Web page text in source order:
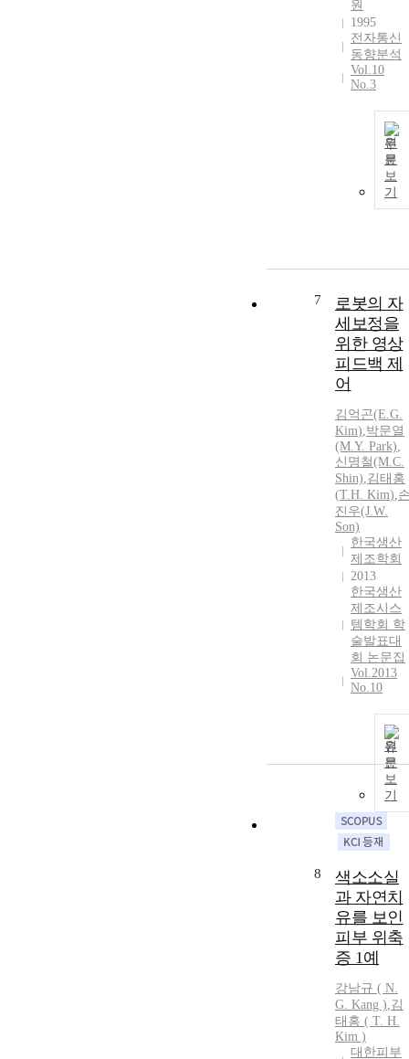
원
1995
전자통신
동향분석
Vol.10
No.3
원
문
보
기
7
로봇의 자
세보정을
위한 영상
피드백 제
어
김억곤(E.G.
Kim),박문열
(M.Y. Park),
신명철(M.C.
Shin),김태홍
(T.H. Kim),
진우(J.W.
Son)
한국생산
제조학회
2013
한국생산
제조시스
템학회 학
술발표대
회 논문집
Vol.2013
No.10
원
문
보
기
8
색소소실
과 자연치
유를 보인
피부 위축
증 1예
강남규 ( N.
G. Kang ),김
태홍 ( T. H.
Kim )
대한피부